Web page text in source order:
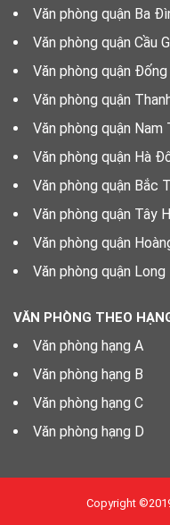
Văn phòng quận Ba
Văn phòng quận Cầu
Văn phòng quận
Văn phòng quận
Văn phòng quận Nam
Văn phòng quận Hà
Văn phòng quận Bắc
Văn phòng quận Tây
Văn phòng quận
Văn phòng quận Long
VĂN PHÒNG THEO
Văn phòng hạng A
Văn phòng hạng B
Văn phòng hạng C
Văn phòng hạng D
Copyright